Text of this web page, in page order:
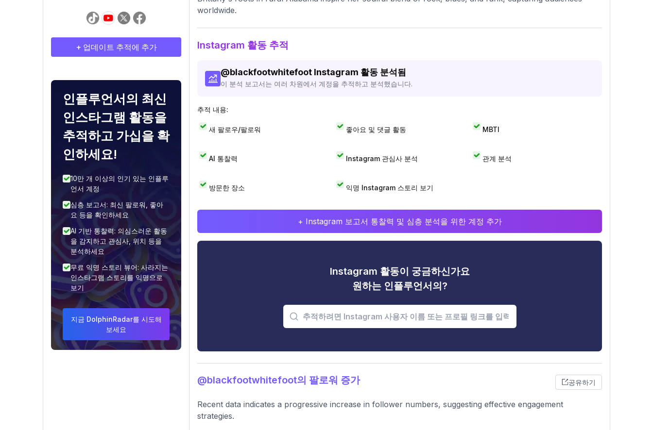
+ 업데이트 추적에 추가
인플루언서의 최신
인스타그램 활동을
추적하고 가십을 확
인하세요!
10만 개 이상의 인기 있는 인플루
언서 계정
심층 보고서: 최신 팔로워, 좋아
요 등을 확인하세요
AI 기반 통찰력: 의심스러운 활동
을 감지하고 관심사, 위치 등을
분석하세요
무료 익명 스토리 뷰어: 사라지는
인스타그램 스토리를 익명으로
보기
지금 DolphinRadar를 시도해
보세요
worldwide.
Instagram 활동 추적
@blackfootwhitefoot Instagram 활동 분석됨
이 분석 보고서는 여러 차원에서 계정을 추적하고 분석했습니다.
추적 내용:
새 팔로우/팔로워 좋아요 및 댓글 활동 MBTI
AI 통찰력 Instagram 관심사 분석 관계 분석
방문한 장소 익명 Instagram 스토리 보기
+ Instagram 보고서 통찰력 및 심층 분석을 위한 계정 추가
Instagram 활동이 궁금하신가요
원하는 인플루언서의?
@blackfootwhitefoot의 팔로워 증가 공유하기
Recent data indicates a progressive increase in follower numbers, suggesting effective engagement
strategies.